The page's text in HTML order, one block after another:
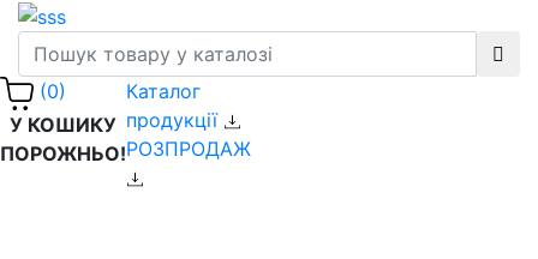
(0)
У КОШИКУ
ПОРОЖНЬО!
Каталог
продукції
РОЗПРОДАЖ